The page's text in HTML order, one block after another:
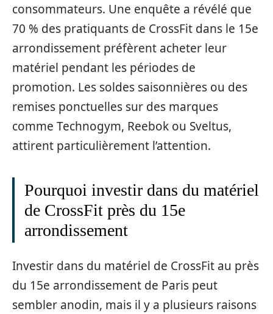
consommateurs. Une enquête a révélé que
70 % des pratiquants de CrossFit dans le 15e
arrondissement préfèrent acheter leur
matériel pendant les périodes de
promotion. Les soldes saisonnières ou des
remises ponctuelles sur des marques
comme Technogym, Reebok ou Sveltus,
attirent particulièrement l’attention.
Pourquoi investir dans du matériel
de CrossFit près du 15e
arrondissement
Investir dans du matériel de CrossFit au près
du 15e arrondissement de Paris peut
sembler anodin, mais il y a plusieurs raisons